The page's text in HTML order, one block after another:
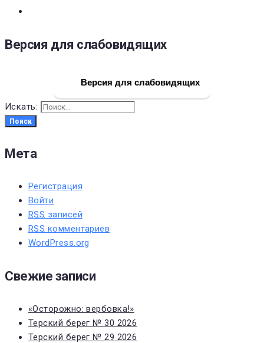
Версия для слабовидящих
Версия для слабовидящих
Искать:
Поиск
Мета
Регистрация
Войти
RSS записей
RSS комментариев
WordPress.org
Свежие записи
«Осторожно: вербовка!»
Терский берег № 30 2026
Терский берег № 29 2026